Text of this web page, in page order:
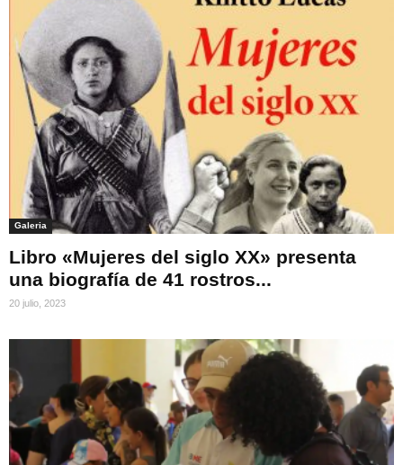
Galeria
Libro «Mujeres del siglo XX» presenta
una biografía de 41 rostros...
20 julio, 2023